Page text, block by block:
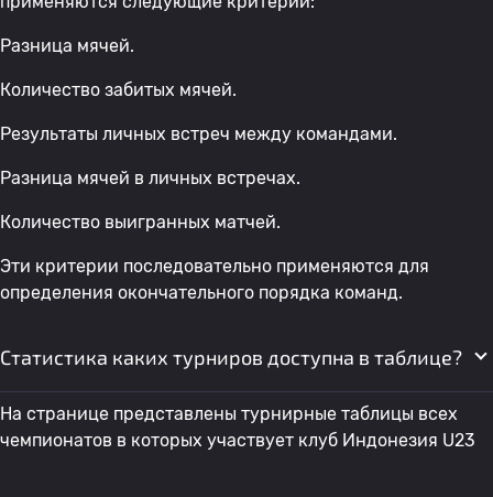
Разница мячей.
Количество забитых мячей.
Результаты личных встреч между командами.
Разница мячей в личных встречах.
Количество выигранных матчей.
Эти критерии последовательно применяются для
определения окончательного порядка команд.
Статистика каких турниров доступна в таблице?
На странице представлены турнирные таблицы всех
чемпионатов в которых участвует клуб Индонезия U23